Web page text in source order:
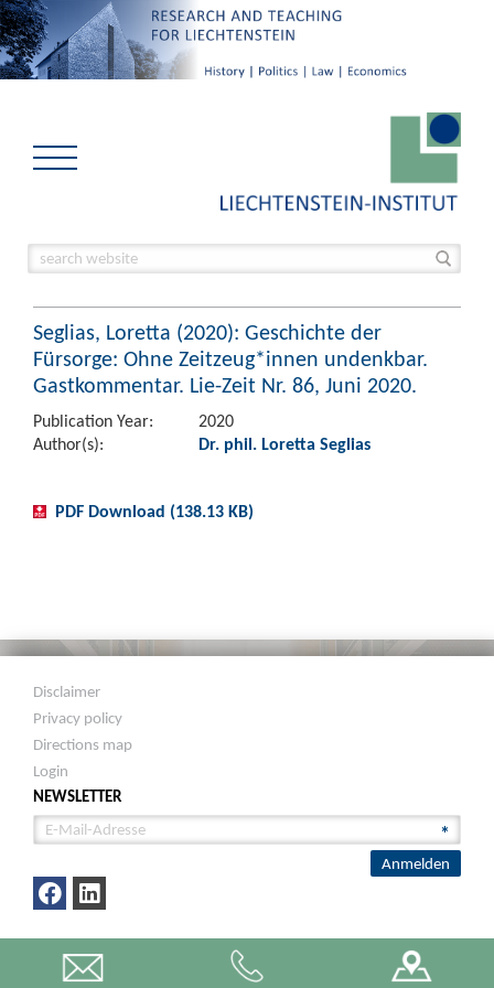
Seglias, Loretta (2020): Geschichte der
Fürsorge: Ohne Zeitzeug*innen undenkbar.
Gastkommentar. Lie-Zeit Nr. 86, Juni 2020.
Publication Year:
2020
Author(s):
Dr. phil. Loretta Seglias
PDF Download (138.13 KB)
Disclaimer
Privacy policy
Directions map
Login
NEWSLETTER